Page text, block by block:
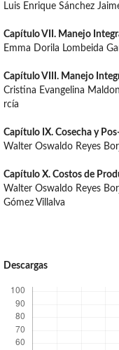
Luis Enrique Sánchez
Capítulo VII. Manejo
Emma Dorila Lombeida
Capítulo VIII. Manejo
Cristina Evangelina
rcía
Capítulo IX. Cosecha y
Walter Oswaldo Reyes
Capítulo X. Costos de
Walter Oswaldo Reyes
Gómez Villalva
Descargas